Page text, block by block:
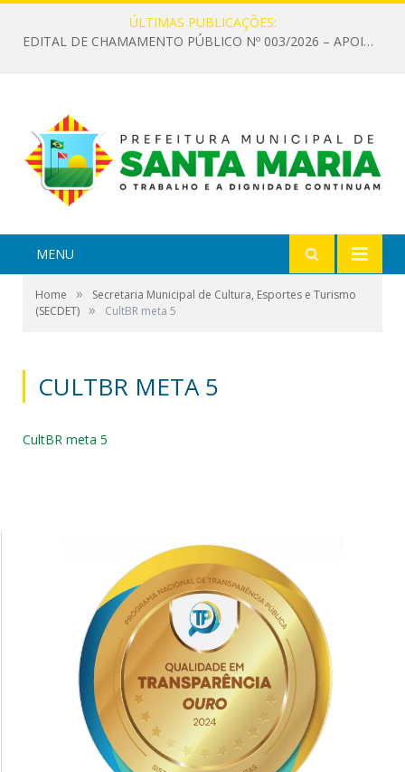
ÚLTIMAS PUBLICAÇÕES:
EDITAL DE CHAMAMENTO PÚBLICO Nº 003/2026 – APOIO À INFRAESTRUTURA CULTURAL
MENU
Home »
Secretaria Municipal de Cultura, Esportes e Turismo
(SECDET) » CultBR meta 5
CULTBR META 5
CultBR meta 5